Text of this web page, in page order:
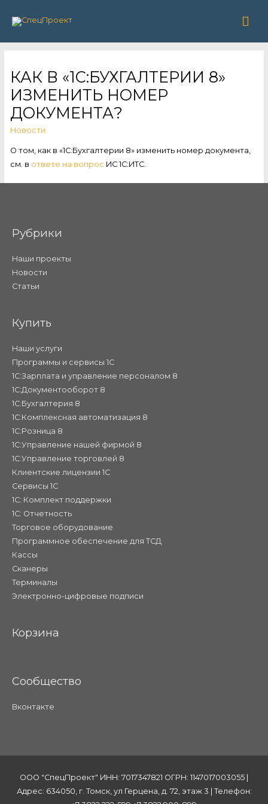
КАК В «1С:БУХГАЛТЕРИИ 8»
ИЗМЕНИТЬ НОМЕР
ДОКУМЕНТА?
Новости
О том, как в «1С:Бухгалтерии 8» изменить номер документа,
см. в ответе на вопрос ИС 1С:ИТС.
Рубрики
Наши проекты
Новости
Статьи
Купить
Наши услуги
Программы и сервисы 1С
1С:Зарплата и управление персоналом 8
1С:Документооборот 8
1С:Бухгалтерия 8
1С:Комплексная автоматизация 8
1С:Розница 8
1С:Управление нашей фирмой 8
1С:Управление торговлей 8
Клиентские лицензии 1С
Сервисы 1С
1С: Комплект поддержки
1С: Отчетность
Торговое оборудование
Программное обеспечение для ТСД
Кассы
Сканеры
Терминалы
Электронно-цифровые подписи
Корзина
Сообщество
Вконтакте
ООО "СпецПроект" ИНН: 7017347821 ОГРН: 1147017003055 |
Адрес: 634050, г. Томск, ул Герцена, д. 72, этаж 3 | Телефон: